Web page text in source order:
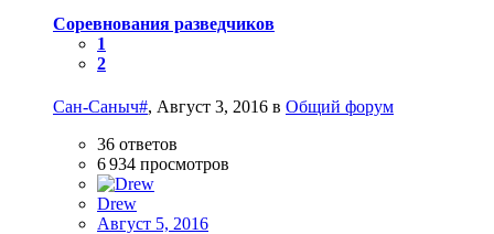
Соревнования разведчиков
1
2
Сан-Саныч#, Август 3, 2016 в Общий форум
36 ответов
6 934 просмотров
Drew
Август 5, 2016